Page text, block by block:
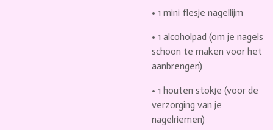
• 1 mini flesje nagellijm
• 1 alcoholpad (om je nagels
schoon te maken voor het
aanbrengen)
• 1 houten stokje (voor de
verzorging van je
nagelriemen)